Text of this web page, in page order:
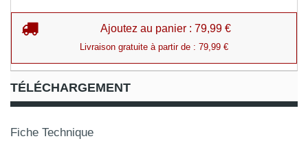
Ajoutez au panier : 79,99 €
Livraison gratuite à partir de : 79,99 €
TÉLÉCHARGEMENT
Fiche Technique